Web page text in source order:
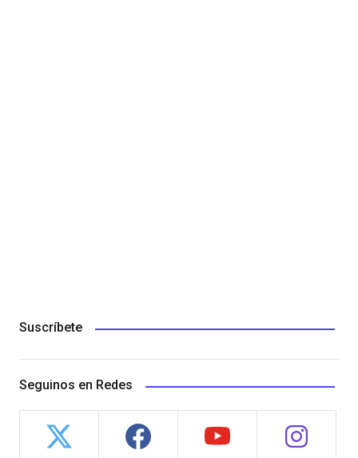
Suscríbete
Seguinos en Redes